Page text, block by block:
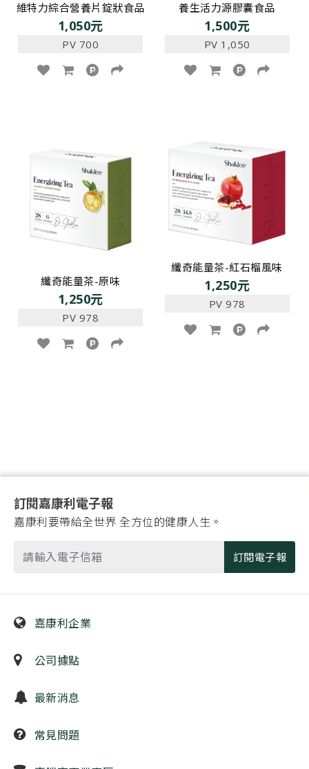
維特力綜合營養片錠狀食品
1,050元
PV 700
養生活力源膠囊食品
1,500元
PV 1,050
纖奇能量茶-原味
1,250元
PV 978
纖奇能量茶-紅石榴風味
1,250元
PV 978
訂閱嘉康利電子報
嘉康利要帶給全世界 全方位的健康人生。
訂閱電子報
嘉康利企業
公司據點
最新消息
常見問題